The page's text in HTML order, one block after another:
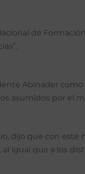
de
Abinader
asumidos por el
dijo que con
igual que a los